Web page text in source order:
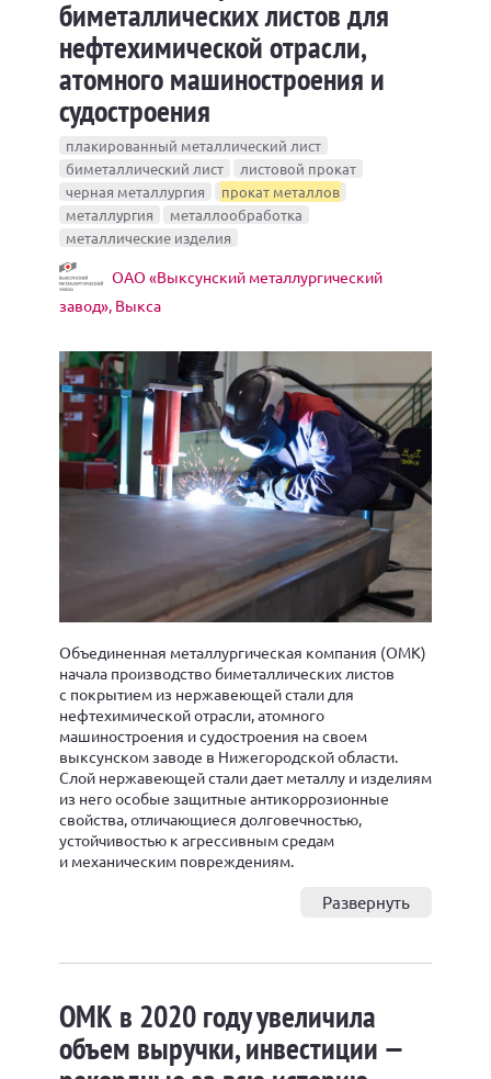
биметаллических листов для
нефтехимической отрасли,
атомного машиностроения и
судостроения
плакированный металлический лист
биметаллический лист
листовой прокат
черная металлургия
прокат металлов
металлургия
металлообработка
металлические изделия
ОАО «Выксунский металлургический
завод», Выкса
Объединенная металлургическая компания (ОМК)
начала производство биметаллических листов
с покрытием из нержавеющей стали для
нефтехимической отрасли, атомного
машиностроения и судостроения на своем
выксунском заводе в Нижегородской области.
Слой нержавеющей стали дает металлу и изделиям
из него особые защитные антикоррозионные
свойства, отличающиеся долговечностью,
устойчивостью к агрессивным средам
и механическим повреждениям.
Развернуть
ОМК в 2020 году увеличила
объем выручки, инвестиции —